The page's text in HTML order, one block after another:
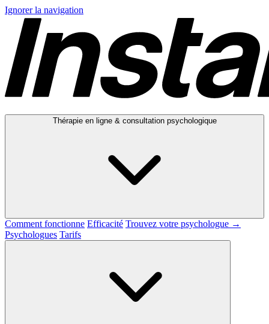
Ignorer la navigation
Thérapie en ligne & consultation psychologique
Comment fonctionne Efficacité Trouvez votre psychologue →
Psychologues Tarifs